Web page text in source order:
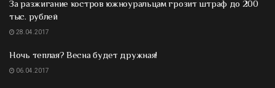
За разжигание костров южноуральцам грозит штраф до 200
тыс. рублей
28.04.2017
Ночь теплая? Весна будет дружная!
06.04.2017